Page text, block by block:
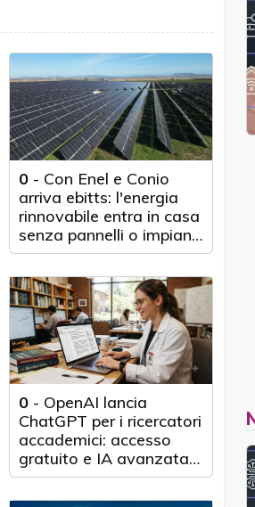
0 - Con Enel e Conio
arriva ebitts: l'energia
rinnovabile entra in casa
senza pannelli o impianti
fisici
0 - OpenAI lancia
ChatGPT per i ricercatori
accademici: accesso
gratuito e IA avanzata
per 100.000 scienziati